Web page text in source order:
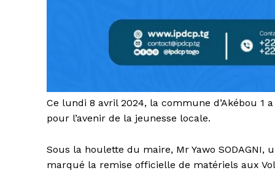
Ce lundi 8 avril 2024, la commune d’Akébou 1
pour l’avenir de la jeunesse locale.
Sous la houlette du maire, Mr Yawo SODAGNI,
marqué la remise officielle de matériels aux